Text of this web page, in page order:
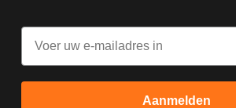
Email
Aanmelden